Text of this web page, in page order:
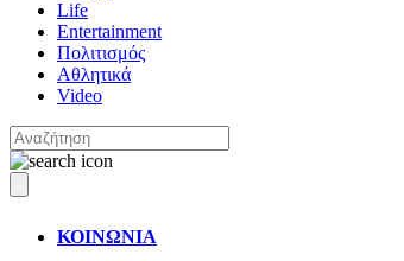
Life
Entertainment
Πολιτισμός
Αθλητικά
Video
ΚΟΙΝΩΝΙΑ